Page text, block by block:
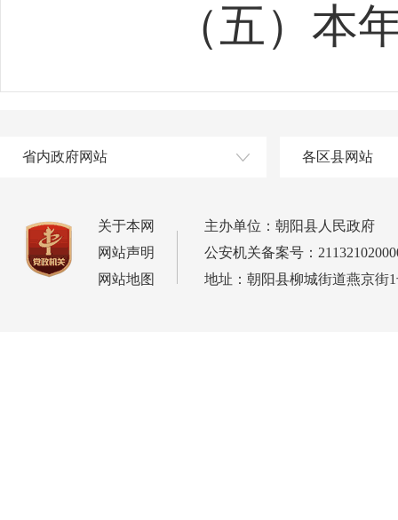
（五 ）本
省内政府网站 各区县网站
关于本网
网站声明
网站地图
主办单位：朝阳县人民政府
公安机关备案号：
地址：朝阳县柳城街道燕京街